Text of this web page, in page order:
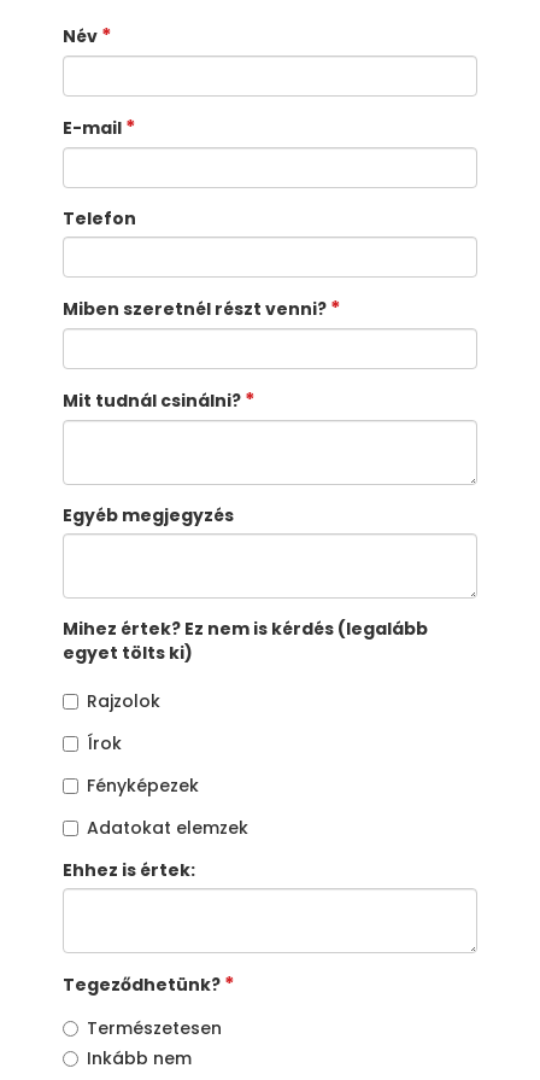
Név
E-mail
Telefon
Miben szeretnél részt venni?
Mit tudnál csinálni?
Egyéb megjegyzés
Mihez értek? Ez nem is kérdés (legalább
egyet tölts ki)
Rajzolok
Írok
Fényképezek
Adatokat elemzek
Ehhez is értek:
Tegeződhetünk?
Természetesen
Inkább nem